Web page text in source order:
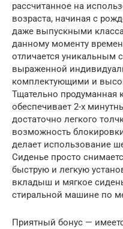
рассчитанное на
возраста, начиная с
даже выпускными
данному моменту
отличается уникальным
выраженной
комплектующими и
Тщательно продуманная
обеспечивает 2-х
достаточно легкого
возможность
делает использование
Сиденье просто
быструю и легкую
вкладыш и мягкое
стиральной машине по
Приятный бонус —